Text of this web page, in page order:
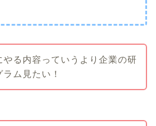
やる内容っていうより企業の研
ム見たい！